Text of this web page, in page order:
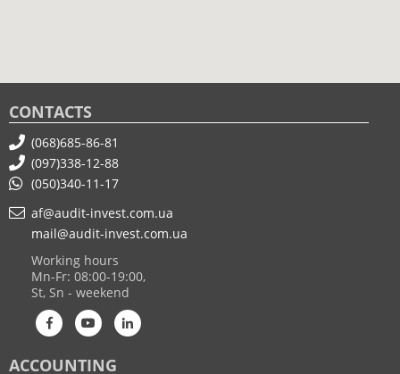
CONTACTS
(068)685-86-81
(097)338-12-88
(050)340-11-17
af@audit-invest.com.ua
mail@audit-invest.com.ua
Working hours
Mn-Fr: 08:00-19:00,
St, Sn - weekend
ACCOUNTING